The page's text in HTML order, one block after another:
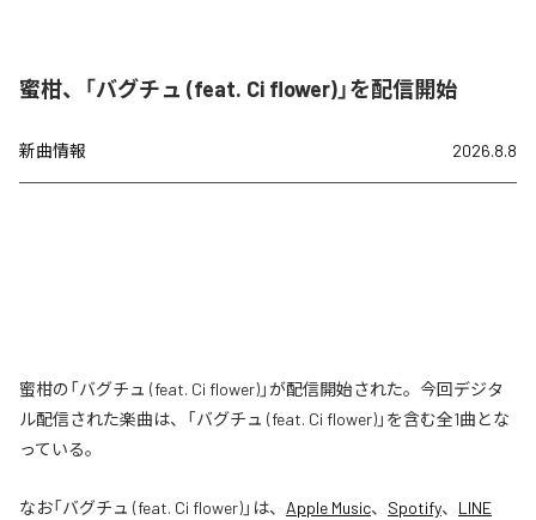
蜜柑、「バグチュ (feat. Ci flower)」を配信開始
新曲情報 2026.8.8
蜜柑の「バグチュ (feat. Ci flower)」が配信開始された。今回デジタ
ル配信された楽曲は、「バグチュ (feat. Ci flower)」を含む全1曲とな
っている。
なお「バグチュ (feat. Ci flower)」は、 Apple Music、 Spotify、 LINE